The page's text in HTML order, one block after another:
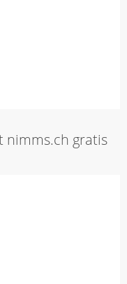
nimms.ch gratis